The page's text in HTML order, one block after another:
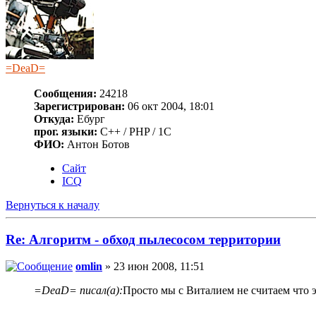
=DeaD=
Сообщения: 24218
Зарегистрирован: 06 окт 2004, 18:01
Откуда: Ебург
прог. языки: C++ / PHP / 1C
ФИО: Антон Ботов
Сайт
ICQ
Вернуться к началу
Re: Алгоритм - обход пылесосом территории
omlin » 23 июн 2008, 11:51
=DeaD= писал(а):Просто мы с Виталием не считаем что